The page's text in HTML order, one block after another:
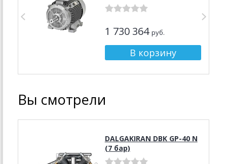
1 730 364 руб.
Вы смотрели
DALGAKIRAN DBK GP-40 N
(7 бар)